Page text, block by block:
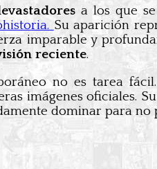
a los que se
Su aparición
imparable y
reciente.
no es tarea
imágenes oficiales.
dominar para